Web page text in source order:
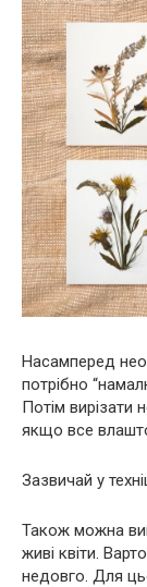
Насамперед
потрібно
Потім вирізати
якщо все
Зазвичай у
Також можна
живі квіти.
недовго. Для